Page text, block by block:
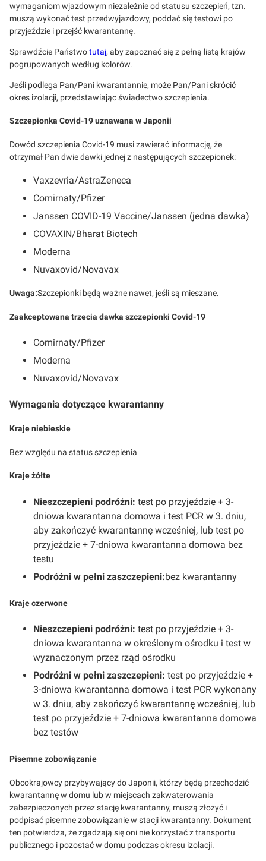
wymaganiom wjazdowym niezależnie od statusu szczepień, tzn.
muszą wykonać test przedwyjazdowy, poddać się testowi po
przyjeździe i przejść kwarantannę.
Sprawdźcie Państwotutaj, aby zapoznać się z pełną listą krajów
pogrupowanych według kolorów.
Jeśli podlega Pan/Pani kwarantannie, może Pan/Pani skrócić
okres izolacji, przedstawiając świadectwo szczepienia.
Szczepionka Covid-19 uznawana w Japonii
Dowód szczepienia Covid-19 musi zawierać informację, że
otrzymał Pan dwie dawki jednej z następujących szczepionek:
Vaxzevria/AstraZeneca
Comirnaty/Pfizer
Janssen COVID-19 Vaccine/Janssen (jedna dawka)
COVAXIN/Bharat Biotech
Moderna
Nuvaxovid/Novavax
Uwaga:Szczepionki będą ważne nawet, jeśli są mieszane.
Zaakceptowana trzecia dawka szczepionki Covid-19
Comirnaty/Pfizer
Moderna
Nuvaxovid/Novavax
Wymagania dotyczące kwarantanny
Kraje niebieskie
Bez względu na status szczepienia
Kraje żółte
Nieszczepieni podróżni: test po przyjeździe + 3-
dniowa kwarantanna domowa i test PCR w 3. dniu,
aby zakończyć kwarantannę wcześniej, lub test po
przyjeździe + 7-dniowa kwarantanna domowa bez
testu
Podróżni w pełni zaszczepieni:bez kwarantanny
Kraje czerwone
Nieszczepieni podróżni: test po przyjeździe + 3-
dniowa kwarantanna w określonym ośrodku i test w
wyznaczonym przez rząd ośrodku
Podróżni w pełni zaszczepieni: test po przyjeździe +
3-dniowa kwarantanna domowa i test PCR wykonany
w 3. dniu, aby zakończyć kwarantannę wcześniej, lub
test po przyjeździe + 7-dniowa kwarantanna domowa
bez testów
Pisemne zobowiązanie
Obcokrajowcy przybywający do Japonii, którzy będą przechodzić
kwarantannę w domu lub w miejscach zakwaterowania
zabezpieczonych przez stację kwarantanny, muszą złożyć i
podpisać pisemne zobowiązanie w stacji kwarantanny. Dokument
ten potwierdza, że zgadzają się oni nie korzystać z transportu
publicznego i pozostać w domu podczas okresu izolacji.